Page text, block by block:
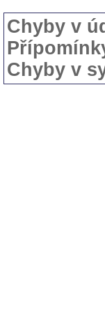
Chyby v
Chyby v